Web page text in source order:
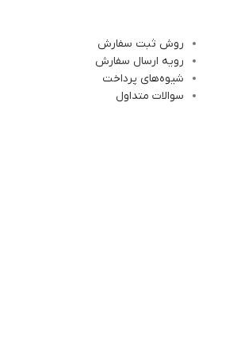
روش ثبت سفارش
رویه ارسال سفارش
شیوه‌های پرداخت
سوالات متداول